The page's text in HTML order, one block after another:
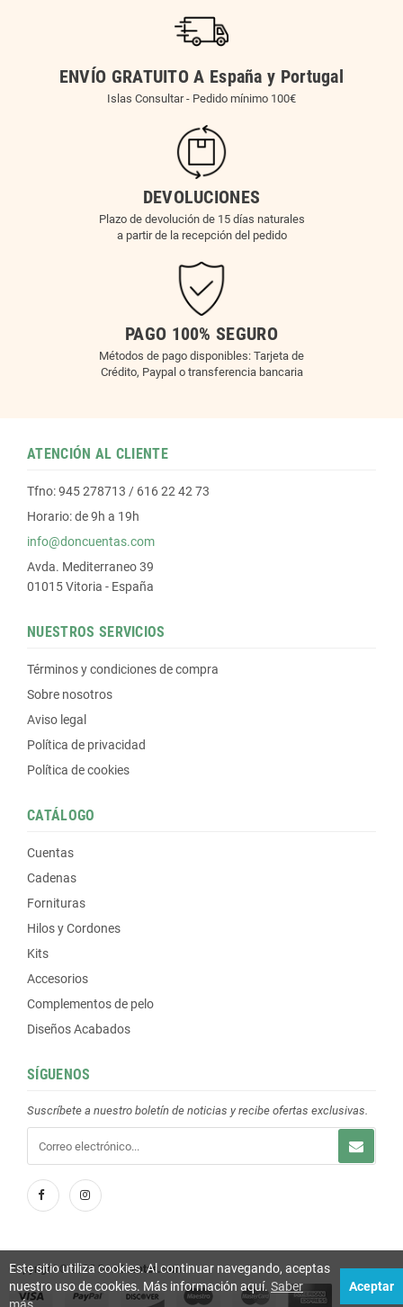
ENVÍO GRATUITO A España y Portugal
Islas Consultar - Pedido mínimo 100€
DEVOLUCIONES
Plazo de devolución de 15 días naturales
a partir de la recepción del pedido
PAGO 100% SEGURO
Métodos de pago disponibles: Tarjeta de
Crédito, Paypal o transferencia bancaria
ATENCIÓN AL CLIENTE
Tfno: 945 278713 / 616 22 42 73
Horario: de 9h a 19h
info@doncuentas.com
Avda. Mediterraneo 39
01015 Vitoria - España
NUESTROS SERVICIOS
Términos y condiciones de compra
Sobre nosotros
Aviso legal
Política de privacidad
Política de cookies
CATÁLOGO
Cuentas
Cadenas
Fornituras
Hilos y Cordones
Kits
Accesorios
Complementos de pelo
Diseños Acabados
SÍGUENOS
Suscríbete a nuestro boletín de noticias y recibe ofertas exclusivas.
Copyright © 2025 DonCuentas.com
Este sitio utiliza cookies. Al continuar navegando, aceptas
nuestro uso de cookies. Más información aquí. Saber
Aceptar